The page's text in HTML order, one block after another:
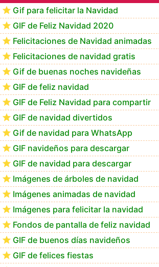
Te deseo una Feliz Navidad
Gif para felicitar la Navidad
GIF de Feliz Navidad 2020
Felicitaciones de Navidad animadas
Felicitaciones de navidad gratis
Gif de buenas noches navideñas
GIF de feliz navidad
GIF de Feliz Navidad para compartir
GIF de navidad divertidos
Gif de navidad para WhatsApp
GIF navideños para descargar
GIF de navidad para descargar
Imágenes de árboles de navidad
Imágenes animadas de navidad
Imágenes para felicitar la navidad
Fondos de pantalla de feliz navidad
GIF de buenos días navideños
GIF de felices fiestas